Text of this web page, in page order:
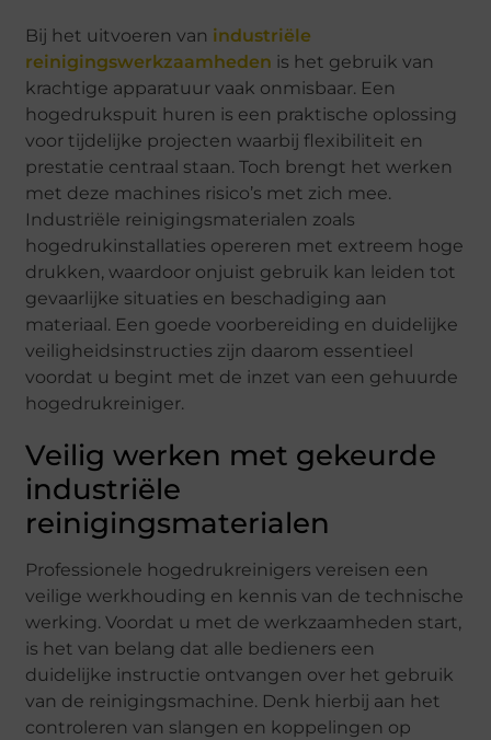
Bij het uitvoeren van industriële
reinigingswerkzaamheden is het gebruik van
krachtige apparatuur vaak onmisbaar. Een
hogedrukspuit huren is een praktische oplossing
voor tijdelijke projecten waarbij flexibiliteit en
prestatie centraal staan. Toch brengt het werken
met deze machines risico’s met zich mee.
Industriële reinigingsmaterialen zoals
hogedrukinstallaties opereren met extreem hoge
drukken, waardoor onjuist gebruik kan leiden tot
gevaarlijke situaties en beschadiging aan
materiaal. Een goede voorbereiding en duidelijke
veiligheidsinstructies zijn daarom essentieel
voordat u begint met de inzet van een gehuurde
hogedrukreiniger.
Veilig werken met gekeurde
industriële
reinigingsmaterialen
Professionele hogedrukreinigers vereisen een
veilige werkhouding en kennis van de technische
werking. Voordat u met de werkzaamheden start,
is het van belang dat alle bedieners een
duidelijke instructie ontvangen over het gebruik
van de reinigingsmachine. Denk hierbij aan het
controleren van slangen en koppelingen op